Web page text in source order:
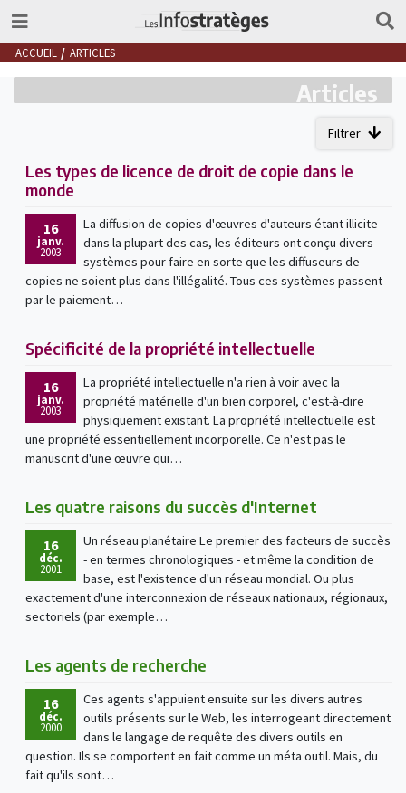
ACCUEIL ARTICLES
Articles
Filtrer
Les types de licence de droit de copie dans le
monde
16
janv.
2003
La diffusion de copies d'œuvres d'auteurs étant illicite
dans la plupart des cas, les éditeurs ont conçu divers
systèmes pour faire en sorte que les diffuseurs de
copies ne soient plus dans l'illégalité. Tous ces systèmes passent
par le paiement…
Spécificité de la propriété intellectuelle
16
janv.
2003
La propriété intellectuelle n'a rien à voir avec la
propriété matérielle d'un bien corporel, c'est-à-dire
physiquement existant. La propriété intellectuelle est
une propriété essentiellement incorporelle. Ce n'est pas le
manuscrit d'une œuvre qui…
Les quatre raisons du succès d'Internet
16
déc.
2001
Un réseau planétaire Le premier des facteurs de succès
- en termes chronologiques - et même la condition de
base, est l'existence d'un réseau mondial. Ou plus
exactement d'une interconnexion de réseaux nationaux, régionaux,
sectoriels (par exemple…
Les agents de recherche
16
déc.
2000
Ces agents s'appuient ensuite sur les divers autres
outils présents sur le Web, les interrogeant directement
dans le langage de requête des divers outils en
question. Ils se comportent en fait comme un méta outil. Mais, du
fait qu'ils sont…